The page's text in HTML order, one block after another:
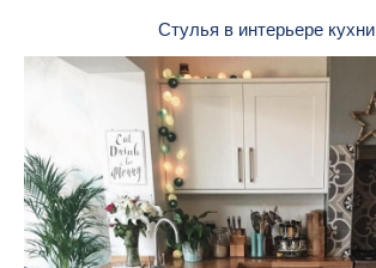
Стулья в интерьере кухни